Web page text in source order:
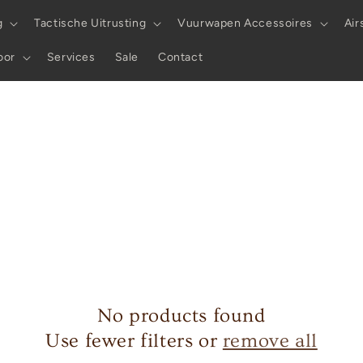
Tactische Uitrusting Vuurwapen Accessoires
Services Sale Contact
No products found
Use fewer filters or remove all